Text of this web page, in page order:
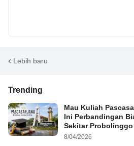
Lebih baru
Trending
Mau Kuliah
Ini Perbandingan
Sekitar
8/04/2026